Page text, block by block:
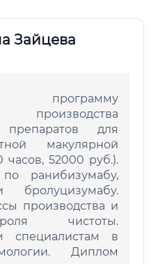
Зайцева
программу
производства
препаратов для
макулярной
часов, 52000 руб.).
ранибизумабу,
бролуцизумабу.
производства и
чистоты.
специалистам в
Диплом